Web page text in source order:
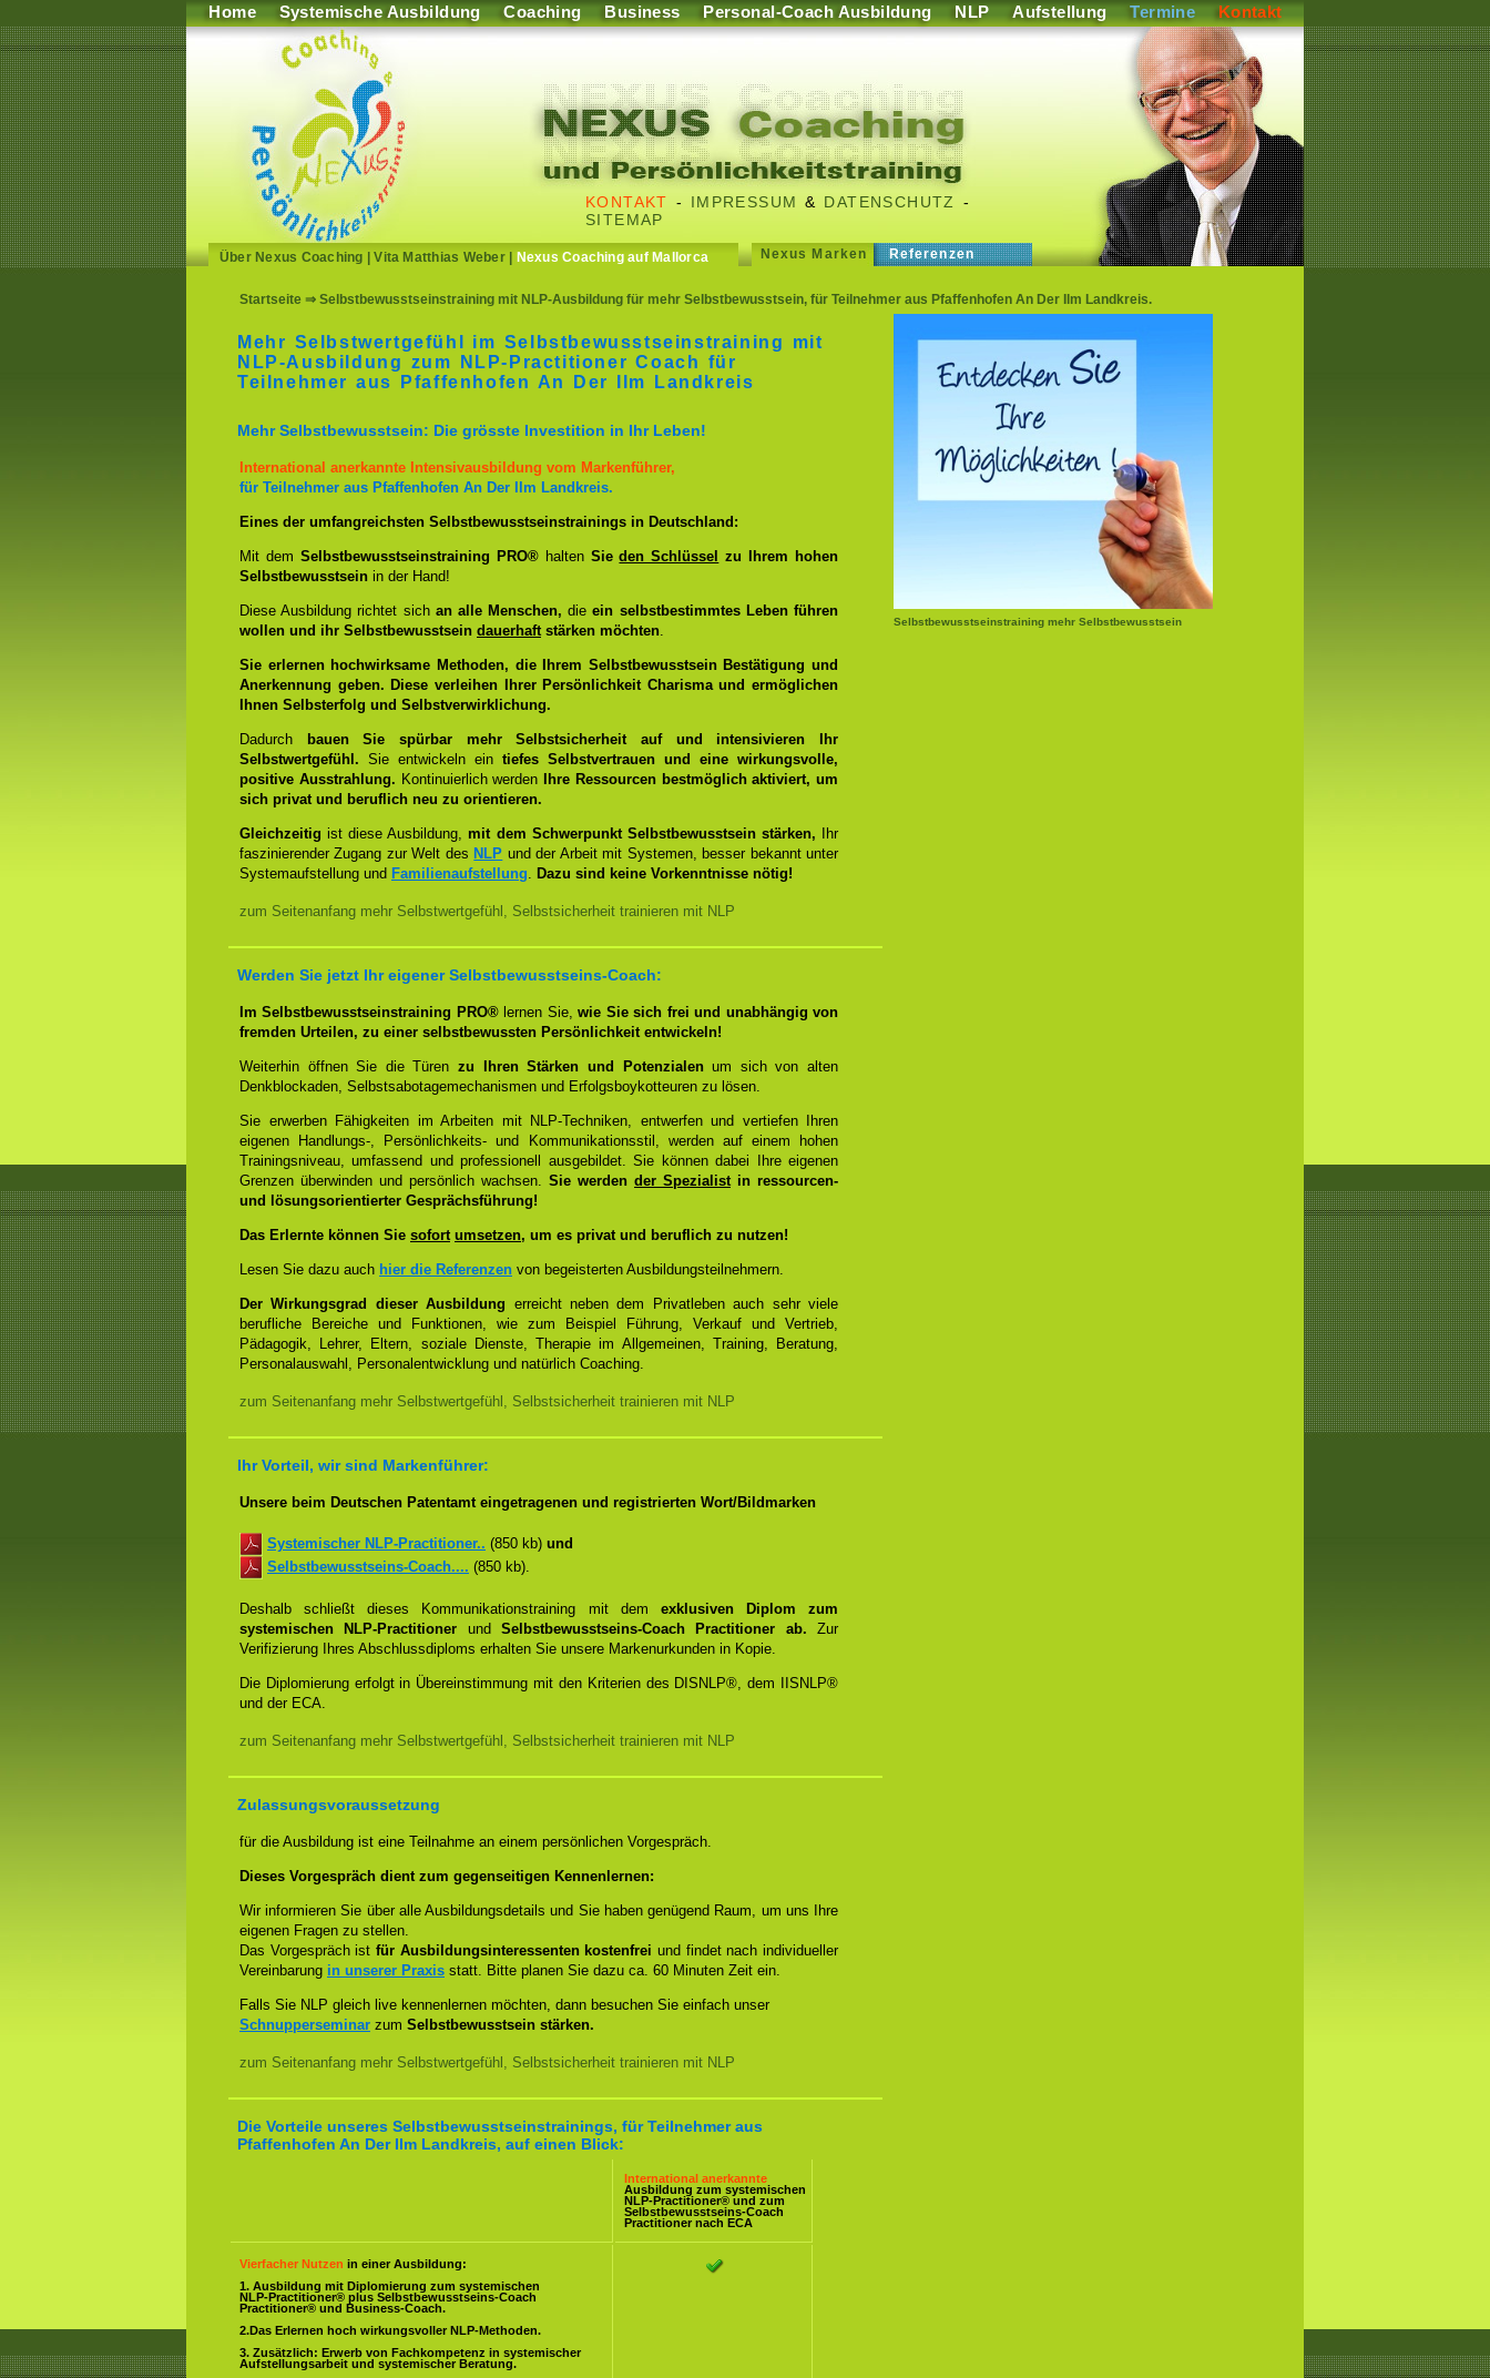
Home Systemische Ausbildung Coaching Business Personal-Coach Ausbildung NLP Aufstellung Termine Kontakt
KONTAKT - IMPRESSUM & DATENSCHUTZ
-
SITEMAP
Über Nexus Coaching |Vita Matthias Weber| Nexus Coaching auf Mallorca Nexus Marken Referenzen
Startseite ⇒ Selbstbewusstseinstraining mit NLP-Ausbildung für mehr Selbstbewusstsein, für Teilnehmer aus Pfaffenhofen An Der Ilm Landkreis.
Selbstbewusstseinstraining mehr Selbstbewusstsein
Mehr Selbstwertgefühl im Selbstbewusstseinstraining mit
NLP-Ausbildung zum NLP-Practitioner Coach für
Teilnehmer aus Pfaffenhofen An Der Ilm Landkreis
Mehr Selbstbewusstsein: Die grösste Investition in Ihr Leben!
International anerkannte Intensivausbildung vom Markenführer,
für Teilnehmer aus Pfaffenhofen An Der Ilm Landkreis.
Eines der umfangreichsten Selbstbewusstseinstrainings in Deutschland:
Mit dem Selbstbewusstseinstraining PRO®haltenSieden Schlüssel
zu Ihrem hohen
Selbstbewusstsein in der Hand!
Diese Ausbildung richtet sich an alle Menschen, dieein selbstbestimmtes Leben führen
wollen und ihr Selbstbewusstsein dauerhaftstärken möchten.
Sie erlernen hochwirksame Methoden, die Ihrem Selbstbewusstsein Bestätigung und
Anerkennung geben. Diese verleihen Ihrer Persönlichkeit Charisma und ermöglichen
Ihnen Selbsterfolg und Selbstverwirklichung.
Dadurch
bauen Sie spürbar mehr Selbstsicherheit auf und intensivieren Ihr
Selbstwertgefühl. Sie entwickeln ein tiefes Selbstvertrauen und eine wirkungsvolle,
positive Ausstrahlung. Kontinuierlich werden
Ihre Ressourcen bestmöglich aktiviert, um
sich privat und beruflich neu zu orientieren.
Gleichzeitigist diese Ausbildung, mit dem Schwerpunkt Selbstbewusstsein stärken, Ihr
faszinierender Zugang zur Welt des NLP und der Arbeit mit Systemen, besser bekannt unter
Systemaufstellung und Familienaufstellung. Dazu sind keine Vorkenntnisse nötig!
zum Seitenanfang mehr Selbstwertgefühl, Selbstsicherheit trainieren mit NLP
Werden Sie jetzt Ihr eigener Selbstbewusstseins-Coach:
Im Selbstbewusstseinstraining PRO® lernen Sie,wie Sie sich frei und unabhängig von
fremden Urteilen, zu einer selbstbewussten Persönlichkeit entwickeln!
Weiterhin öffnen Sie die Türenzu Ihren Stärken und Potenzialenum sich von alten
Denkblockaden, Selbstsabotagemechanismen und Erfolgsboykotteuren zu lösen.
Sie erwerben Fähigkeiten im Arbeiten mit NLP-Techniken, entwerfen und vertiefen Ihren
eigenen Handlungs-, Persönlichkeits- und Kommunikationsstil, werden auf einem hohen
Trainingsniveau, umfassend und professionell ausgebildet. Sie können dabei Ihre eigenen
Grenzen überwinden und persönlich wachsen. Sie werden der Spezialistin ressourcen-
und lösungsorientierter Gesprächsführung!
Das Erlernte können Sie sofort umsetzen, um es privat und beruflich zu nutzen!
Lesen Sie dazu auch hier die Referenzen von begeisterten Ausbildungsteilnehmern.
Der Wirkungsgrad dieser Ausbildung erreicht neben dem Privatleben auch sehr viele
berufliche Bereiche und Funktionen, wie zum Beispiel Führung, Verkauf und Vertrieb,
Pädagogik, Lehrer, Eltern, soziale Dienste, Therapie im Allgemeinen, Training, Beratung,
Personalauswahl, Personalentwicklung und natürlich Coaching.
zum Seitenanfang mehr Selbstwertgefühl, Selbstsicherheit trainieren mit NLP
Ihr Vorteil, wir sind Markenführer:
Unsere beim Deutschen Patentamt eingetragenen und registrierten Wort/Bildmarken
Systemischer NLP-Practitioner.. (850 kb) und
Selbstbewusstseins-Coach.... (850 kb).
Deshalb schließt dieses Kommunikationstraining mit dem exklusiven Diplom zum
systemischen NLP-Practitioner undSelbstbewusstseins-Coach Practitioner ab.Zur
Verifizierung Ihres Abschlussdiploms erhalten Sie unsere Markenurkunden in Kopie.
Die Diplomierung erfolgt in Übereinstimmung mit den Kriterien des DISNLP®, dem IISNLP®
und der ECA.
zum Seitenanfang mehr Selbstwertgefühl, Selbstsicherheit trainieren mit NLP
Zulassungsvoraussetzung
für die Ausbildung ist eine Teilnahme an einem persönlichen Vorgespräch.
Dieses Vorgespräch dient zum gegenseitigen Kennenlernen:
Wir informieren Sie über alle Ausbildungsdetails und Sie haben genügend Raum, um uns Ihre
eigenen Fragen zu stellen.
Das Vorgespräch ist für Ausbildungsinteressenten kostenfrei und findet nach individueller
Vereinbarung in unserer Praxis statt. Bitte planen Sie dazu ca. 60 Minuten Zeit ein.
Falls Sie NLP gleich live kennenlernen möchten, dann besuchen Sie einfach unser
Schnupperseminar zum Selbstbewusstsein stärken.
zum Seitenanfang mehr Selbstwertgefühl, Selbstsicherheit trainieren mit NLP
Die Vorteile unseres Selbstbewusstseinstrainings, für Teilnehmer aus
Pfaffenhofen An Der Ilm Landkreis, auf einen Blick:
International anerkannte
Ausbildung zum systemischen
NLP-Practitioner® und zum
Selbstbewusstseins-Coach
Practitioner nach ECA
Vierfacher Nutzen in einer Ausbildung:
1. Ausbildung mit Diplomierung zum systemischen
NLP-Practitioner® plus Selbstbewusstseins-Coach
Practitioner® und Business-Coach.
2.Das Erlernen hoch wirkungsvoller NLP-Methoden.
3. Zusätzlich: Erwerb von Fachkompetenz in systemischer
Aufstellungsarbeit und systemischer Beratung.